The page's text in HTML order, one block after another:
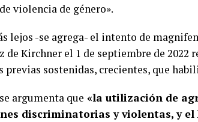
violencia de género».
lejos -se agrega- el intento de
de Kirchner el 1 de septiembre de 2022
previas sostenidas, crecientes, que
argumenta que «la utilización de
discriminatorias y violentas, y